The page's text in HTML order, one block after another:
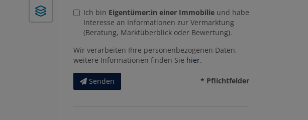
Ich bin Eigentümer:in einer Immobilie und habe
Interesse an Informationen zur Vermarktung
(Beratung, Marktüberblick oder Bewertung).
Wir verarbeiten Ihre personenbezogenen Daten,
weitere Informationen finden Sie hier.
Senden * Pflichtfelder